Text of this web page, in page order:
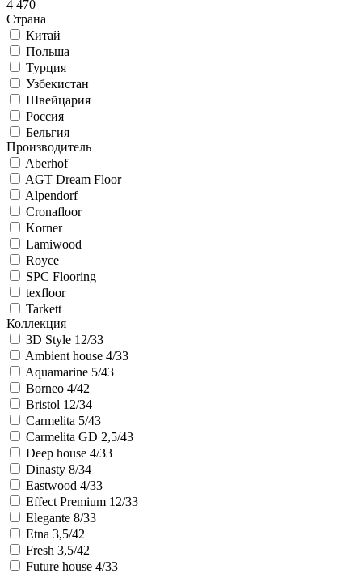
4 470
Страна
Китай
Польша
Турция
Узбекистан
Швейцария
Россия
Бельгия
Производитель
Aberhof
AGT Dream Floor
Alpendorf
Cronafloor
Korner
Lamiwood
Royce
SPC Flooring
texfloor
Tarkett
Коллекция
3D Style 12/33
Ambient house 4/33
Aquamarine 5/43
Borneo 4/42
Bristol 12/34
Carmelita 5/43
Carmelita GD 2,5/43
Deep house 4/33
Dinasty 8/34
Eastwood 4/33
Effect Premium 12/33
Elegante 8/33
Etna 3,5/42
Fresh 3,5/42
Future house 4/33